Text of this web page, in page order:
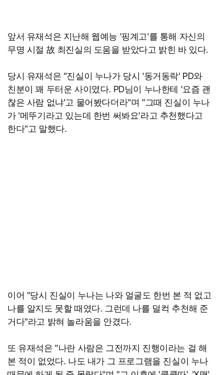
앞서 유재석은 지난해 웹예능 '핑계고'를 통해 자신의
무명 시절 故 최진실의 도움을 받았다고 밝힌 바 있다.
당시 유재석은 "진실이 누나가 당시 '동거동락' PD와
친분이 꽤 두터운 사이였다. PD님이 누나한테 '요즘 괜
찮은 사람 없냐'고 물어봤다더라"며 "그때 진실이 누나
가 '메뚜기라고 있는데 한번 써봐요'라고 추천했다고
한다"고 말했다.
이어 "당시 진실이 누나는 나와 얼굴도 한번 본 적 없고
나를 알지도 못할 때였다. 그런데 나를 덜컥 추천해 준
거다"라고 밝혀 놀라움을 안겼다.
또 유재석은 "나란 사람은 그전까지 진행이라는 걸 해
본 적이 없었다. 나도 내가 그 프로그램을 진실이 누나